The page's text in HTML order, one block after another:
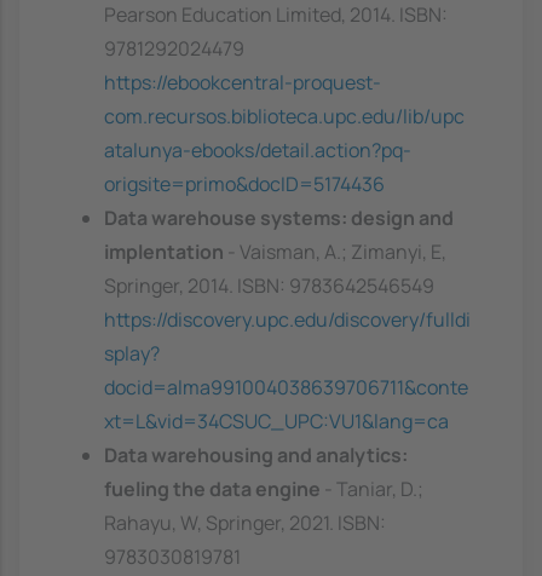
Pearson Education Limited, 2014. ISBN:
9781292024479
https://ebookcentral-proquest-
com.recursos.biblioteca.upc.edu/lib/upc
atalunya-ebooks/detail.action?pq-
origsite=primo&docID=5174436
Data warehouse systems: design and
implentation
- Vaisman, A.; Zimanyi, E,
Springer, 2014. ISBN: 9783642546549
https://discovery.upc.edu/discovery/fulldi
splay?
docid=alma991004038639706711&conte
xt=L&vid=34CSUC_UPC:VU1&lang=ca
Data warehousing and analytics:
fueling the data engine
- Taniar, D.;
Rahayu, W, Springer, 2021. ISBN:
9783030819781